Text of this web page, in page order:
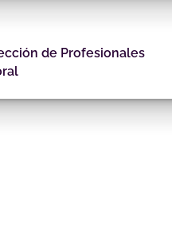
de Profesionales